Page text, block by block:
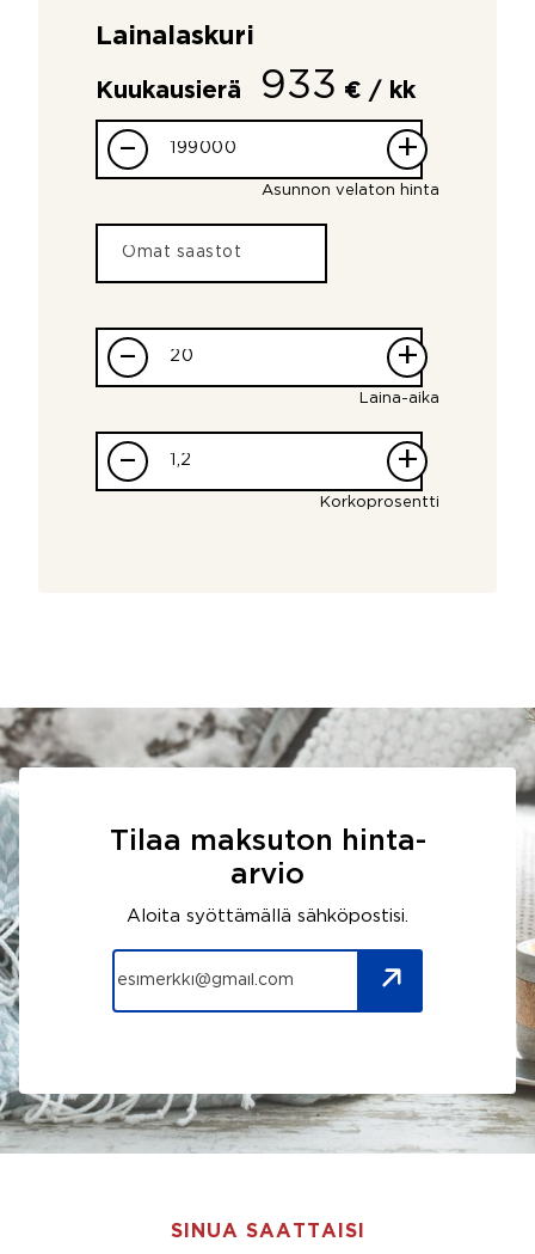
Lainalaskuri
Kuukausierä 933 € / kk
– +
Asunnon velaton hinta
– +
Laina-aika
– +
Korkoprosentti
Tilaa maksuton hinta-
arvio
Aloita syöttämällä sähköpostisi.
SINUA SAATTAISI